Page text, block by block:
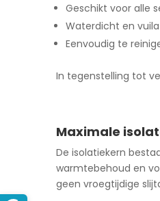
Geschikt voor alle
Waterdicht en
Eenvoudig te
In tegenstelling tot
Maximale
De isolatiekern
warmtebehoud en
geen vroegtijdige